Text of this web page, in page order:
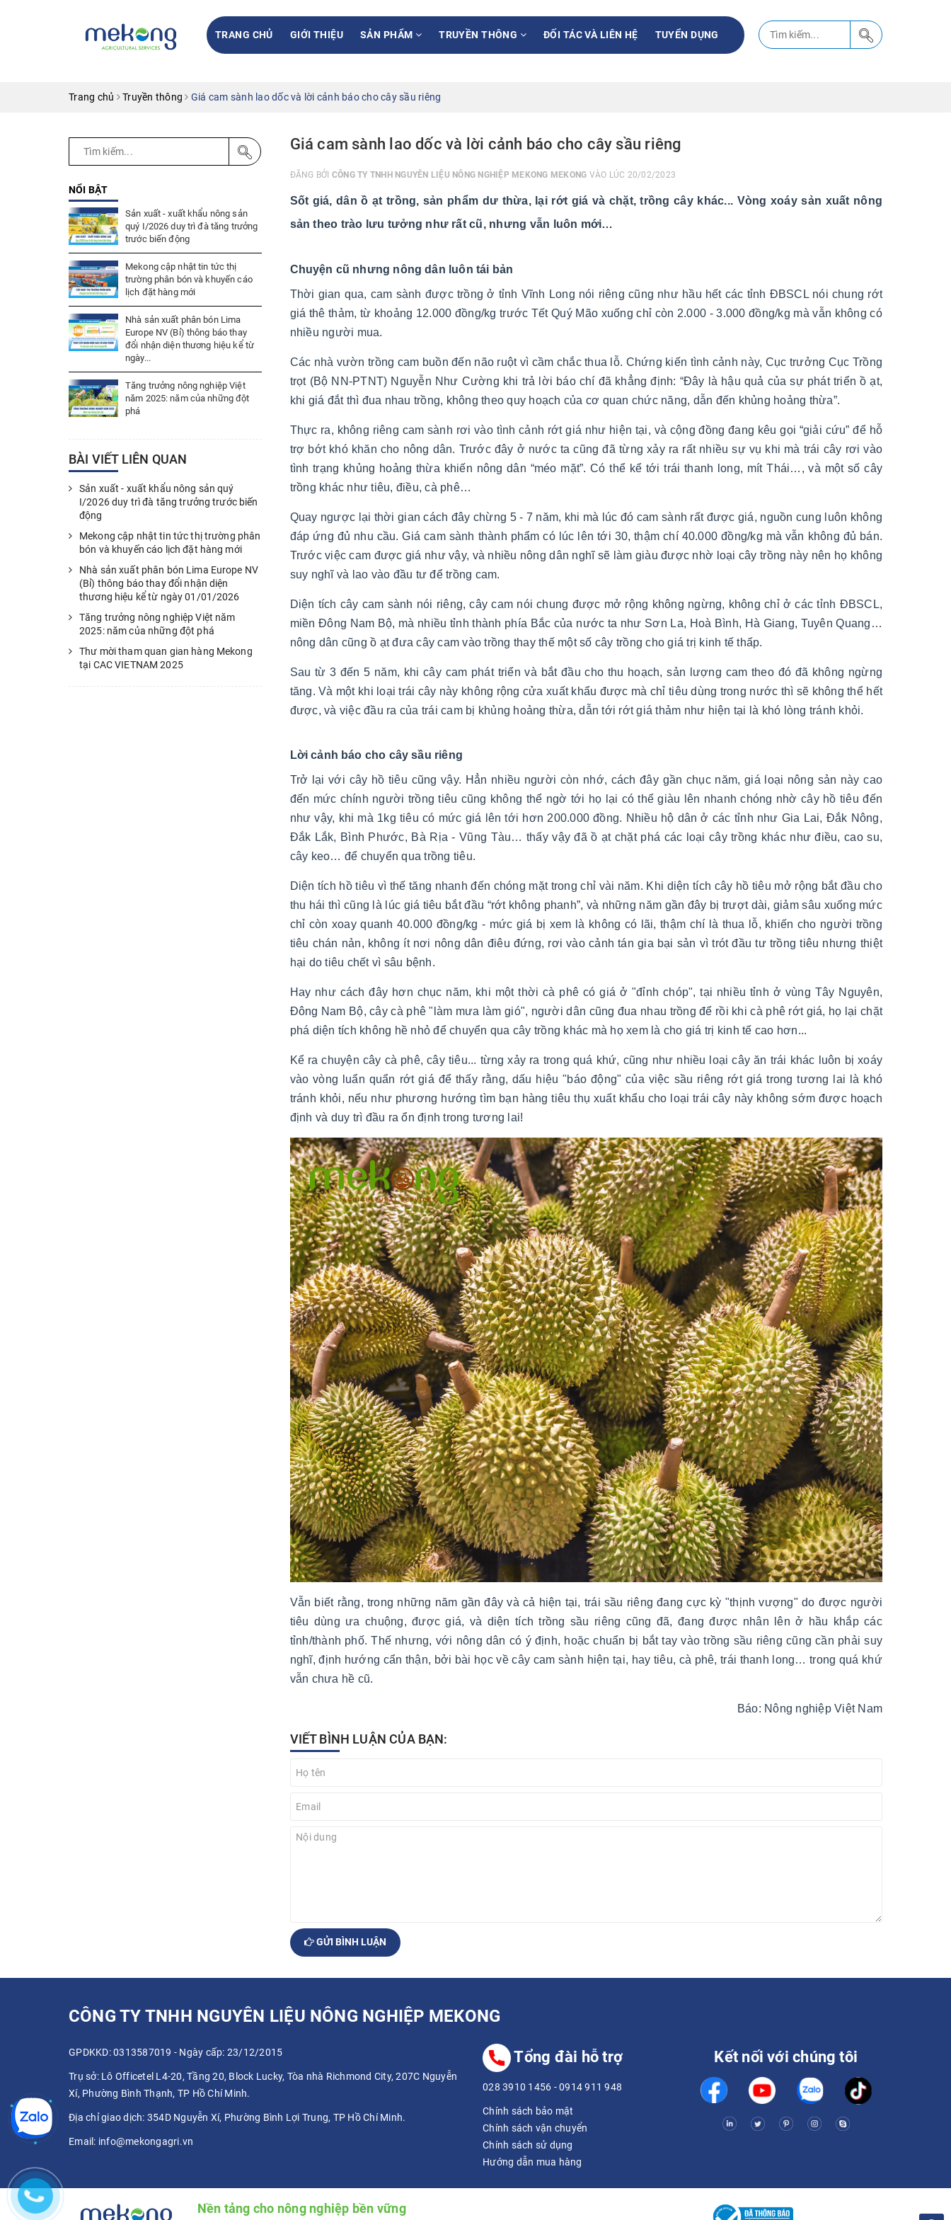
TRANG CHỦ GIỚI THIỆU SẢN PHẨM TRUYỀN THÔNG ĐỐI TÁC VÀ LIÊN HỆ TUYỂN DỤNG
Trang chủ Truyền thông Giá cam sành lao dốc và lời cảnh báo cho cây sầu riêng
Giá cam sành lao dốc và lời cảnh báo cho cây sầu riêng
ĐĂNG BỞI CÔNG TY TNHH NGUYÊN LIỆU NÔNG NGHIỆP MEKONG MEKONG VÀO LÚC 20/02/2023
Sốt giá, dân ồ ạt trồng, sản phẩm dư thừa, lại rớt giá và chặt, trồng cây khác... Vòng xoáy sản xuất nông
sản theo trào lưu tưởng như rất cũ, nhưng vẫn luôn mới…
Chuyện cũ nhưng nông dân luôn tái bản
Thời gian qua, cam sành được trồng ở tỉnh Vĩnh Long nói riêng cũng như hầu hết các tỉnh ĐBSCL nói chung rớt
giá thê thảm, từ khoảng 12.000 đồng/kg trước Tết Quý Mão xuống chỉ còn 2.000 - 3.000 đồng/kg mà vẫn không có
nhiều người mua.
Các nhà vườn trồng cam buồn đến não ruột vì cầm chắc thua lỗ. Chứng kiến tình cảnh này, Cục trưởng Cục Trồng
trọt (Bộ NN-PTNT) Nguyễn Như Cường khi trả lời báo chí đã khẳng định: “Đây là hậu quả của sự phát triển ồ ạt,
khi giá đắt thì đua nhau trồng, không theo quy hoạch của cơ quan chức năng, dẫn đến khủng hoảng thừa”.
Thực ra, không riêng cam sành rơi vào tình cảnh rớt giá như hiện tại, và cộng đồng đang kêu gọi “giải cứu” để hỗ
trợ bớt khó khăn cho nông dân. Trước đây ở nước ta cũng đã từng xảy ra rất nhiều sự vụ khi mà trái cây rơi vào
tình trạng khủng hoảng thừa khiến nông dân “méo mặt”. Có thể kể tới trái thanh long, mít Thái…, và một số cây
trồng khác như tiêu, điều, cà phê…
Quay ngược lại thời gian cách đây chừng 5 - 7 năm, khi mà lúc đó cam sành rất được giá, nguồn cung luôn không
đáp ứng đủ nhu cầu. Giá cam sành thành phẩm có lúc lên tới 30, thậm chí 40.000 đồng/kg mà vẫn không đủ bán.
Trước việc cam được giá như vậy, và nhiều nông dân nghĩ sẽ làm giàu được nhờ loại cây trồng này nên họ không
suy nghĩ và lao vào đầu tư để trồng cam.
Diện tích cây cam sành nói riêng, cây cam nói chung được mở rộng không ngừng, không chỉ ở các tỉnh ĐBSCL,
miền Đông Nam Bộ, mà nhiều tỉnh thành phía Bắc của nước ta như Sơn La, Hoà Bình, Hà Giang, Tuyên Quang…
nông dân cũng ồ ạt đưa cây cam vào trồng thay thế một số cây trồng cho giá trị kinh tế thấp.
Sau từ 3 đến 5 năm, khi cây cam phát triển và bắt đầu cho thu hoạch, sản lượng cam theo đó đã không ngừng
tăng. Và một khi loại trái cây này không rộng cửa xuất khẩu được mà chỉ tiêu dùng trong nước thì sẽ không thể hết
được, và việc đầu ra của trái cam bị khủng hoảng thừa, dẫn tới rớt giá thảm như hiện tại là khó lòng tránh khỏi.
Lời cảnh báo cho cây sầu riêng
Trở lại với cây hồ tiêu cũng vậy. Hẳn nhiều người còn nhớ, cách đây gần chục năm, giá loại nông sản này cao
đến mức chính người trồng tiêu cũng không thể ngờ tới họ lại có thể giàu lên nhanh chóng nhờ cây hồ tiêu đến
như vậy, khi mà 1kg tiêu có mức giá lên tới hơn 200.000 đồng. Nhiều hộ dân ở các tỉnh như Gia Lai, Đắk Nông,
Đắk Lắk, Bình Phước, Bà Rịa - Vũng Tàu… thấy vậy đã ồ ạt chặt phá các loại cây trồng khác như điều, cao su,
cây keo… để chuyển qua trồng tiêu.
Diện tích hồ tiêu vì thế tăng nhanh đến chóng mặt trong chỉ vài năm. Khi diện tích cây hồ tiêu mở rộng bắt đầu cho
thu hái thì cũng là lúc giá tiêu bắt đầu “rớt không phanh”, và những năm gần đây bị trượt dài, giảm sâu xuống mức
chỉ còn xoay quanh 40.000 đồng/kg - mức giá bị xem là không có lãi, thậm chí là thua lỗ, khiến cho người trồng
tiêu chán nản, không ít nơi nông dân điêu đứng, rơi vào cảnh tán gia bại sản vì trót đầu tư trồng tiêu nhưng thiệt
hại do tiêu chết vì sâu bệnh.
Hay như cách đây hơn chục năm, khi một thời cà phê có giá ở "đỉnh chóp", tại nhiều tỉnh ở vùng Tây Nguyên,
Đông Nam Bộ, cây cà phê "làm mưa làm gió", người dân cũng đua nhau trồng để rồi khi cà phê rớt giá, họ lại chặt
phá diện tích không hề nhỏ để chuyển qua cây trồng khác mà họ xem là cho giá trị kinh tế cao hơn...
Kể ra chuyện cây cà phê, cây tiêu... từng xảy ra trong quá khứ, cũng như nhiều loại cây ăn trái khác luôn bị xoáy
vào vòng luẩn quẩn rớt giá để thấy rằng, dấu hiệu "báo động" của việc sầu riêng rớt giá trong tương lai là khó
tránh khỏi, nếu như phương hướng tìm bạn hàng tiêu thụ xuất khẩu cho loại trái cây này không sớm được hoạch
định và duy trì đầu ra ổn định trong tương lai!
Vẫn biết rằng, trong những năm gần đây và cả hiện tại, trái sầu riêng đang cực kỳ "thịnh vượng" do được người
tiêu dùng ưa chuộng, được giá, và diện tích trồng sầu riêng cũng đã, đang được nhân lên ở hầu khắp các
tỉnh/thành phố. Thế nhưng, với nông dân có ý định, hoặc chuẩn bị bắt tay vào trồng sầu riêng cũng cần phải suy
nghĩ, định hướng cẩn thận, bởi bài học về cây cam sành hiện tại, hay tiêu, cà phê, trái thanh long… trong quá khứ
vẫn chưa hề cũ.
Báo: Nông nghiệp Việt Nam
VIẾT BÌNH LUẬN CỦA BẠN:
GỬI BÌNH LUẬN
NỔI BẬT
Sản xuất - xuất khẩu nông sản
quý I/2026 duy trì đà tăng trưởng
trước biến động
Mekong cập nhật tin tức thị
trường phân bón và khuyến cáo
lịch đặt hàng mới
Nhà sản xuất phân bón Lima
Europe NV (Bỉ) thông báo thay
đổi nhận diện thương hiệu kể từ
ngày...
Tăng trưởng nông nghiệp Việt
năm 2025: năm của những đột
phá
BÀI VIẾT LIÊN QUAN
Sản xuất - xuất khẩu nông sản quý
I/2026 duy trì đà tăng trưởng trước biến
động
Mekong cập nhật tin tức thị trường phân
bón và khuyến cáo lịch đặt hàng mới
Nhà sản xuất phân bón Lima Europe NV
(Bỉ) thông báo thay đổi nhận diện
thương hiệu kể từ ngày 01/01/2026
Tăng trưởng nông nghiệp Việt năm
2025: năm của những đột phá
Thư mời tham quan gian hàng Mekong
tại CAC VIETNAM 2025
CÔNG TY TNHH NGUYÊN LIỆU NÔNG NGHIỆP MEKONG
GPDKKD: 0313587019 - Ngày cấp: 23/12/2015
Trụ sở:Lô Officetel L4-20, Tầng 20, Block Lucky, Tòa nhà Richmond City, 207C Nguyễn
Xí, Phường Bình Thạnh, TP Hồ Chí Minh.
Địa chỉ giao dịch: 354D Nguyễn Xí, Phường Bình Lợi Trung, TP Hồ Chí Minh.
Email: info@mekongagri.vn
Tổng đài hỗ trợ
028 3910 1456 -0914 911 948
Chính sách bảo mật
Chính sách vận chuyển
Chính sách sử dụng
Hướng dẫn mua hàng
Kết nối với chúng tôi
Nền tảng cho nông nghiệp bền vững